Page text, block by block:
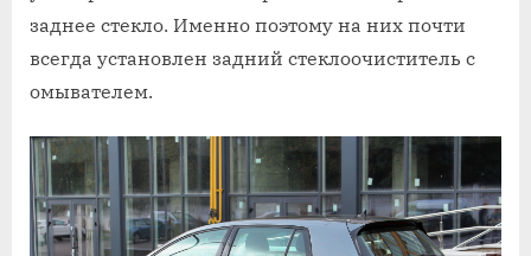
заднее стекло. Именно поэтому на них почти
всегда установлен задний стеклоочиститель с
омывателем.